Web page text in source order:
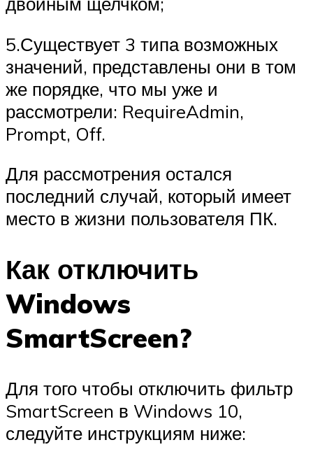
5.Существует 3 типа возможных
значений, представлены они в том
же порядке, что мы уже и
рассмотрели: RequireAdmin,
Prompt, Off.
Для рассмотрения остался
последний случай, который имеет
место в жизни пользователя ПК.
Как отключить
Windows
SmartScreen?
Для того чтобы отключить фильтр
SmartScreen в Windows 10,
следуйте инструкциям ниже: